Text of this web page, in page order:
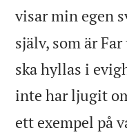
visar min egen
själv, som är
ska hyllas i
inte har ljugit
ett exempel på